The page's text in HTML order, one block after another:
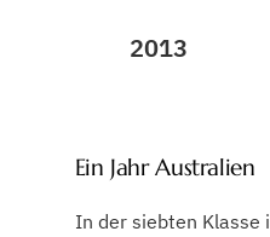
2013
Ein Jahr Australien
In der siebten Klasse